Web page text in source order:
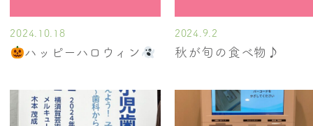
2024.10.18
ハッピーハロウィン
2024.9.2
秋が旬の食べ物♪